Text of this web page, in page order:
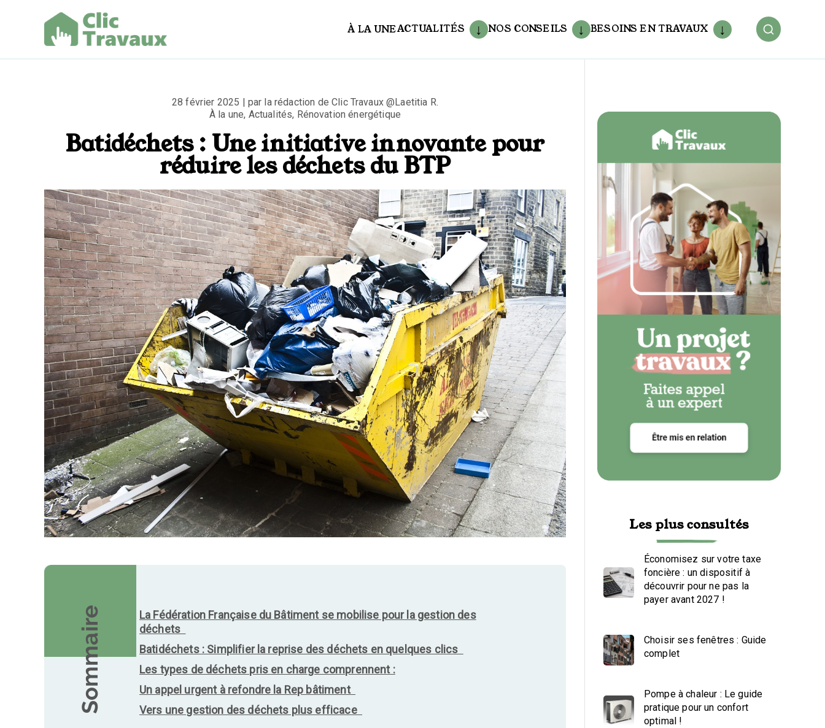
À LA UNEACTUALITÉS NOS CONSEILS BESOINS EN TRAVAUX
28 février 2025 | par la rédaction de Clic Travaux @Laetitia R.
À la une, Actualités, Rénovation énergétique
Batidéchets : Une initiative innovante pour
réduire les déchets du BTP
Sommaire
La Fédération Française du Bâtiment se mobilise pour la gestion des
déchets
Batidéchets : Simplifier la reprise des déchets en quelques clics
Les types de déchets pris en charge comprennent :
Un appel urgent à refondre la Rep bâtiment
Vers une gestion des déchets plus efficace
Les plus consultés
Économisez sur votre taxe
foncière : un dispositif à
découvrir pour ne pas la
payer avant 2027 !
Choisir ses fenêtres : Guide
complet
Pompe à chaleur : Le guide
pratique pour un confort
optimal !